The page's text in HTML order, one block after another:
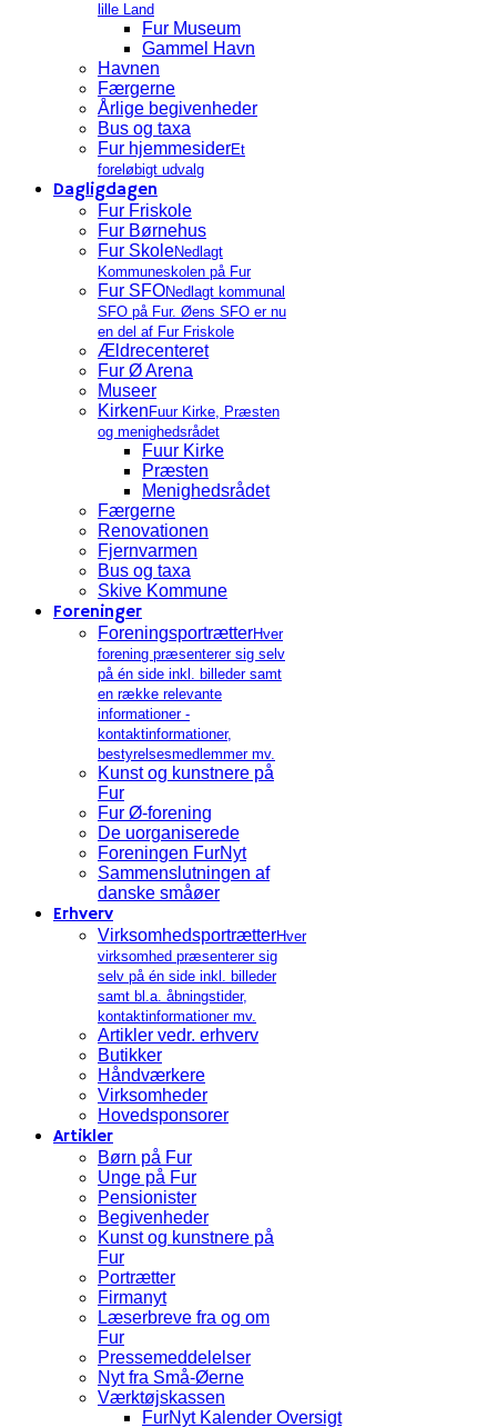
lille Land
Fur Museum
Gammel Havn
Havnen
Færgerne
Årlige begivenheder
Bus og taxa
Fur hjemmesiderEt
foreløbigt udvalg
Dagligdagen
Fur Friskole
Fur Børnehus
Fur SkoleNedlagt
Kommuneskolen på Fur
Fur SFONedlagt kommunal
SFO på Fur. Øens SFO er nu
en del af Fur Friskole
Ældrecenteret
Fur Ø Arena
Museer
Kirken Fuur Kirke, Præsten
og menighedsrådet
Fuur Kirke
Præsten
Menighedsrådet
Færgerne
Renovationen
Fjernvarmen
Bus og taxa
Skive Kommune
Foreninger
ForeningsportrætterHver
forening præsenterer sig selv
på én side inkl. billeder samt
en række relevante
informationer -
kontaktinformationer,
bestyrelsesmedlemmer mv.
Kunst og kunstnere på
Fur
Fur Ø-forening
De uorganiserede
Foreningen FurNyt
Sammenslutningen af
danske småøer
Erhverv
VirksomhedsportrætterHver
virksomhed præsenterer sig
selv på én side inkl. billeder
samt bl.a. åbningstider,
kontaktinformationer mv.
Artikler vedr. erhverv
Butikker
Håndværkere
Virksomheder
Hovedsponsorer
Artikler
Børn på Fur
Unge på Fur
Pensionister
Begivenheder
Kunst og kunstnere på
Fur
Portrætter
Firmanyt
Læserbreve fra og om
Fur
Pressemeddelelser
Nyt fra Små-Øerne
Værktøjskassen
FurNyt Kalender Oversigt